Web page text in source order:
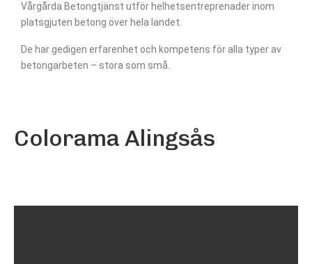
Vårgårda Betongtjänst utför helhetsentreprenader inom
platsgjuten betong över hela landet.
De har gedigen erfarenhet och kompetens för alla typer av
betongarbeten – stora som små.
Colorama Alingsås